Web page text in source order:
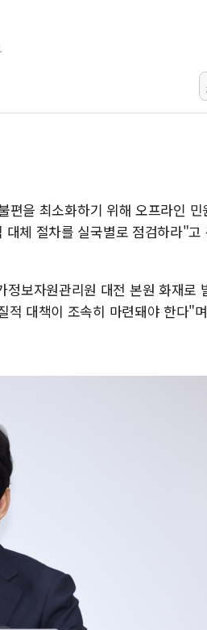
오세
뉴욕증
트럼프,
을 최소화하기 위해 오프라인 민
체 절차를 실국별로 점검하라"고
보자원관리원 대전 본원 화재로
적 대책이 조속히 마련돼야 한다"